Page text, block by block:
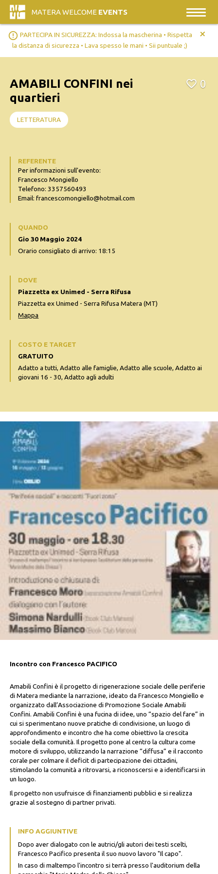
MATERA WELCOME EVENTS
error_outline PARTECIPA IN SICUREZZA: Indossa la mascherina • Rispetta
la distanza di sicurezza • Lava spesso le mani • Sii puntuale ;)
+
Incontro con Francesco PACIFICO
Amabili Confini è il progetto di rigenerazione sociale delle periferie
di Matera mediante la narrazione, ideato da Francesco Mongiello e
organizzato dall’Associazione di Promozione Sociale Amabili
Confini. Amabili Confini è una fucina di idee, uno “spazio del fare” in
cui si sperimentano nuove pratiche di condivisione, un luogo di
approfondimento e incontro che ha come obiettivo la crescita
sociale della comunità. Il progetto pone al centro la cultura come
motore di sviluppo, utilizzando la narrazione “diffusa” e il racconto
corale per colmare il deficit di partecipazione dei cittadini,
stimolando la comunità a ritrovarsi, a riconoscersi e a identificarsi in
un luogo.
Il progetto non usufruisce di finanziamenti pubblici e si realizza
grazie al sostegno di partner privati.
INFO AGGIUNTIVE
Dopo aver dialogato con le autrici/gli autori dei testi scelti,
Francesco Pacifico presenta il suo nuovo lavoro "Il capo".
In caso di maltempo l'incontro si terrà presso l'auditorium della
AMABILI CONFINI nei
quartieri
0
LETTERATURA
REFERENTE
Per informazioni sull'evento:
Francesco Mongiello
Telefono: 3357560493
Email: francescomongiello@hotmail.com
QUANDO
Gio 30 Maggio 2024
Orario consigliato di arrivo: 18:15
DOVE
Piazzetta ex Unimed - Serra Rifusa
Piazzetta ex Unimed - Serra Rifusa Matera (MT)
Mappa
COSTO E TARGET
GRATUITO
Adatto a tutti, Adatto alle famiglie, Adatto alle scuole, Adatto ai
giovani 16 - 30, Adatto agli adulti